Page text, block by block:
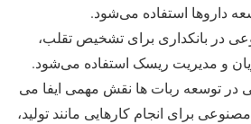
داروها استفاده می‌شود.
در بانکداری برای تشخیص تقلب،
و مدیریت ریسک استفاده می‌شود.
توسعه ربات ها نقش مهمی ایفا می
برای انجام کارهایی مانند تولید،